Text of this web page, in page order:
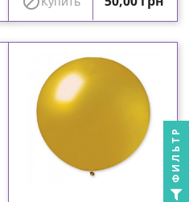
ФИЛЬТР